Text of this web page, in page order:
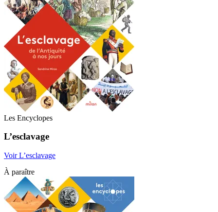
Les Encyclopes
L’esclavage
Voir L’esclavage
À paraître